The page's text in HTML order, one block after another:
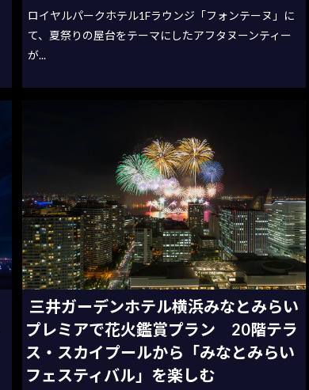
ロイヤルパークホテル1Fラウンジ「フォンテーヌ」に
て、夏祭りの屋台をテーマにしたアフタヌーンティー
が...
三井ガーデンホテル横浜みなとみらい
プレミアで花火鑑賞プラン 20階テラ
ス・スカイプールから「みなとみらい
フェスティバル」を楽しむ